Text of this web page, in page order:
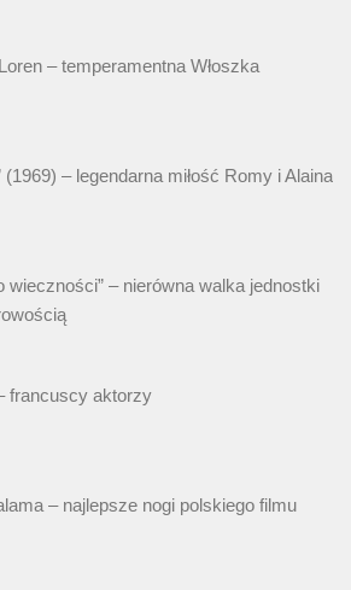
– temperamentna Włoszka
(1969) – legendarna miłość Romy i Alaina
wieczności” – nierówna walka jednostki
francuscy aktorzy
– najlepsze nogi polskiego filmu